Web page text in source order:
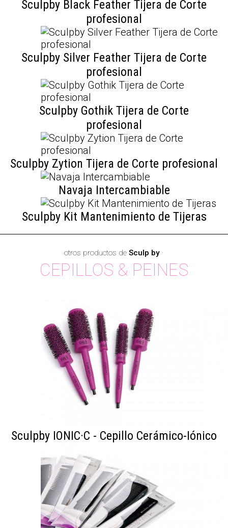
Sculpby Black Feather Tijera de Corte
profesional
Sculpby Silver Feather Tijera de Corte
profesional
Sculpby Gothik Tijera de Corte
profesional
Sculpby Zytion Tijera de Corte profesional
Navaja Intercambiable
Sculpby Kit Mantenimiento de Tijeras
otros productos de Sculp by ·
CEPILLOS & PEINES
Sculpby IONIC·C - Cepillo Cerámico-Iónico